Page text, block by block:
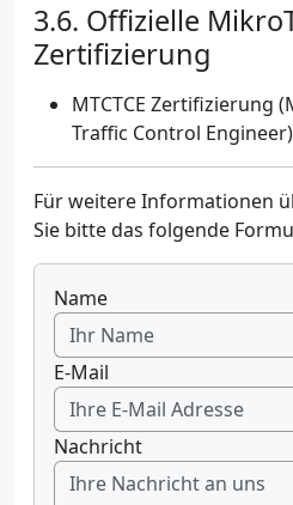
Offizielle
Zertifizierung
MTCTCE Zertifizierung
Traffic Control Engineer)
Für weitere Informationen
Sie bitte das folgende
Name
E-Mail
Nachricht